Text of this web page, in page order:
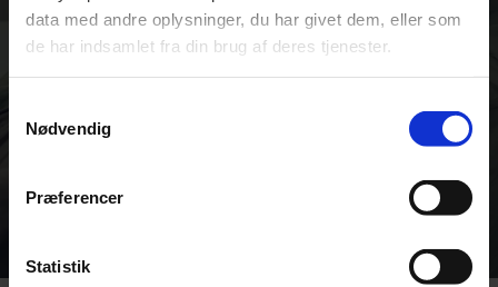
data med andre oplysninger, du har givet dem, eller som
de har indsamlet fra din brug af deres tjenester.
Nødvendig
Præferencer
Statistik